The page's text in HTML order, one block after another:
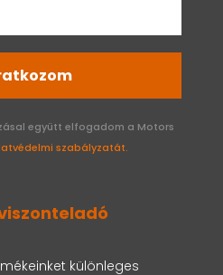
együtt elfogadom a Motors
szabályzatát.
különleges